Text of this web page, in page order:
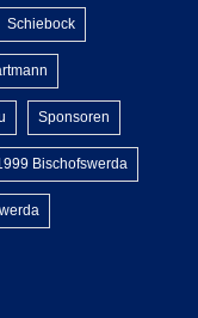
Schiebock
Sponsoren
Bischofswerda